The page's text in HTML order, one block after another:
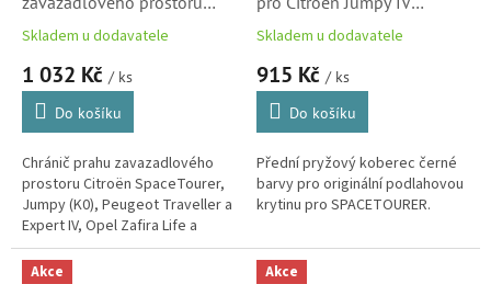
Citroën - SpaceTourer,
Life, Toyota ProAce
(1614304980)
Skladem u dodavatele
1 032 Kč / ks
Do košíku
Chránič prahu zavazadlového
prostoru Citroën SpaceTourer,
Jumpy (K0), Peugeot Traveller a
Expert IV, Opel Zafira Life a
Toyota ProAce.
Spacetourer a Peugeot
(1648691380)
Skladem u dodavatele
915 Kč / ks
Do košíku
Přední pryžový koberec černé
barvy pro originální podlahovou
krytinu pro SPACETOURER.
Akce Akce